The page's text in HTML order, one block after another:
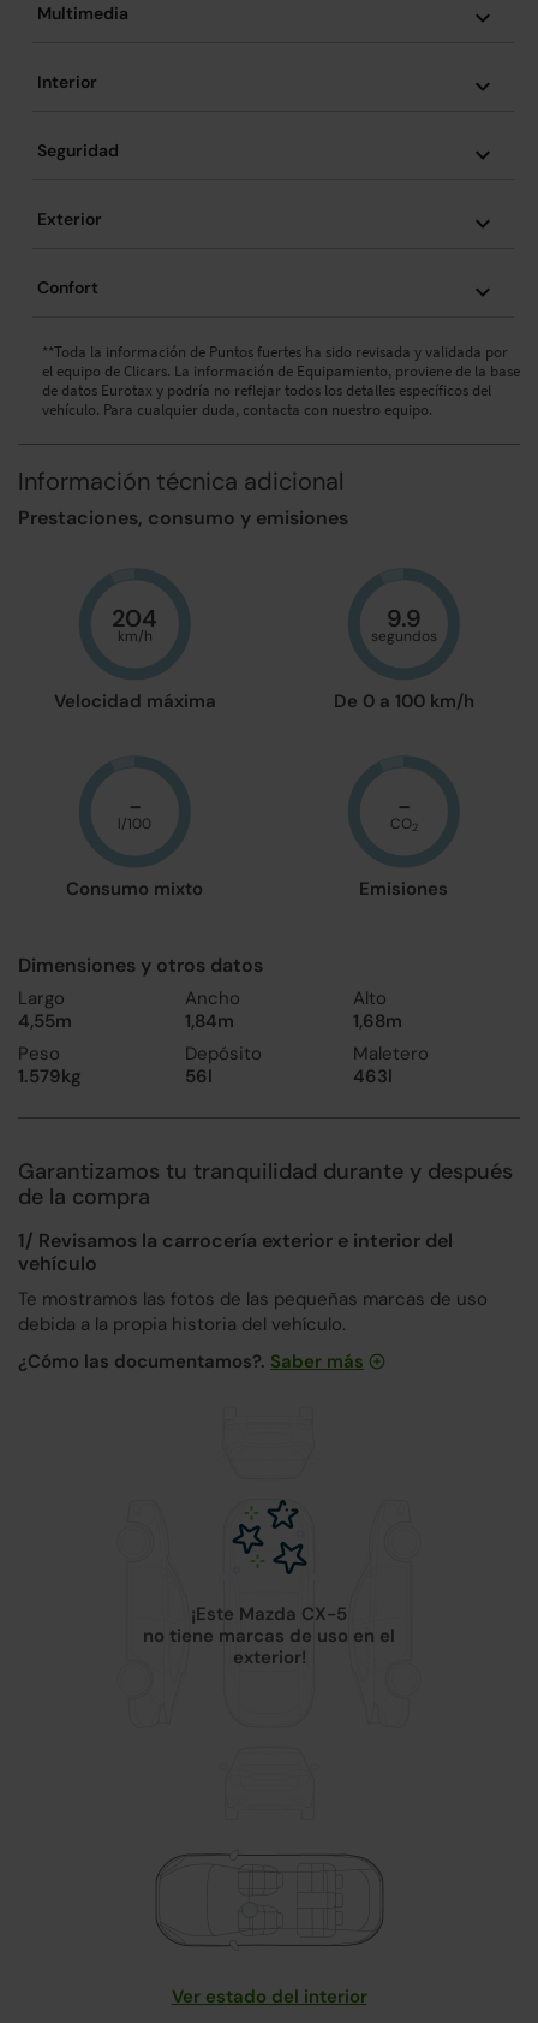
Multimedia
Interior
Seguridad
Exterior
Confort
**Toda la información de Puntos fuertes ha sido revisada y validada por
el equipo de Clicars. La información de Equipamiento, proviene de la base
de datos Eurotax y podría no reflejar todos los detalles específicos del
vehículo. Para cualquier duda, contacta con nuestro equipo.
Información técnica adicional
Prestaciones, consumo y emisiones
Velocidad máxima
204
km/h
De 0 a 100 km/h
9.9
segundos
Consumo mixto
-
l/100
Emisiones
-
CO2
Dimensiones y otros datos
Largo
4,55m
Ancho
1,84m
Alto
1,68m
Peso
1.579kg
Depósito
56l
Maletero
463l
Garantizamos tu tranquilidad durante y después
de la compra
1/ Revisamos la carrocería exterior e interior del
vehículo
Te mostramos las fotos de las pequeñas marcas de uso
debida a la propia historia del vehículo.
¿Cómo las documentamos?. Saber más
¡Este Mazda CX-5
no tiene marcas de uso en el
exterior!
Ver estado del interior